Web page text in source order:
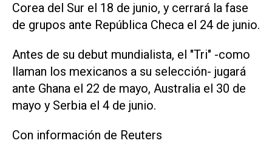
Corea del Sur el ‌18 de junio, y cerrará la fase
de grupos ante República Checa el 24 de ‌junio.
Antes de ⁠su debut mundialista, el "Tri" -como
llaman los mexicanos a su selección- jugará ​
ante Ghana el 22 de mayo, Australia el 30 de
mayo y Serbia el 4 de junio.
Con información de Reuters